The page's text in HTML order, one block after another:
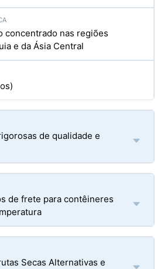
concentrado nas regiões
e da Ásia Central
de qualidade e
de frete para contêineres
Secas Alternativas e